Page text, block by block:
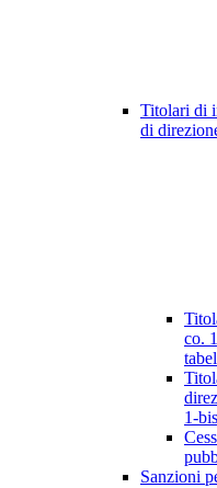
Titolari di
di
co.
1-
Sanzioni